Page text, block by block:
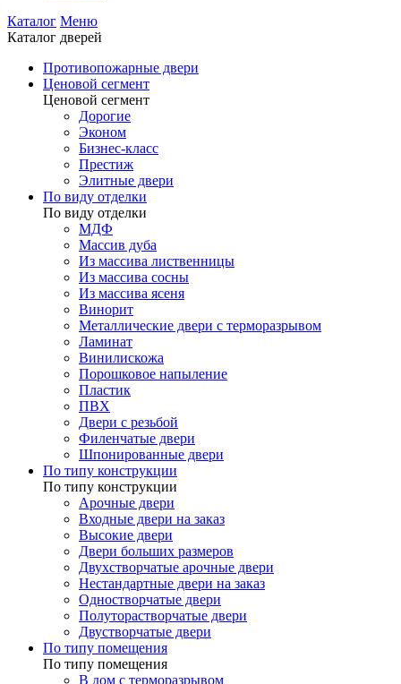
Каталог Меню
Каталог дверей
Противопожарные двери
Ценовой сегмент
Ценовой сегмент
Дорогие
Эконом
Бизнес-класс
Престиж
Элитные двери
По виду отделки
По виду отделки
МДФ
Массив дуба
Из массива лиственницы
Из массива сосны
Из массива ясеня
Винорит
Металлические двери с терморазрывом
Ламинат
Винилискожа
Порошковое напыление
Пластик
ПВХ
Двери с резьбой
Филенчатые двери
Шпонированные двери
По типу конструкции
По типу конструкции
Арочные двери
Входные двери на заказ
Высокие двери
Двери больших размеров
Двухстворчатые арочные двери
Нестандартные двери на заказ
Одностворчатые двери
Полуторастворчатые двери
Двустворчатые двери
По типу помещения
По типу помещения
В дом с терморазрывом